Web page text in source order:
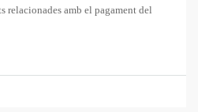
relacionades amb el pagament del